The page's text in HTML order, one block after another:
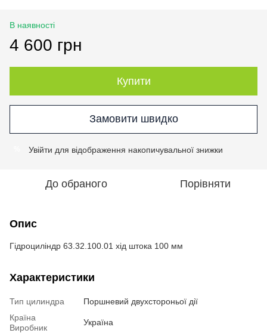
В наявності
4 600 грн
Купити
Замовити швидко
Увійти для відображення накопичувальної знижки
До обраного Порівняти
Опис
Гідроциліндр 63.32.100.01 хід штока 100 мм
Характеристики
Тип цилиндра
Поршневий двухстороньої дії
Країна
Виробник
Україна